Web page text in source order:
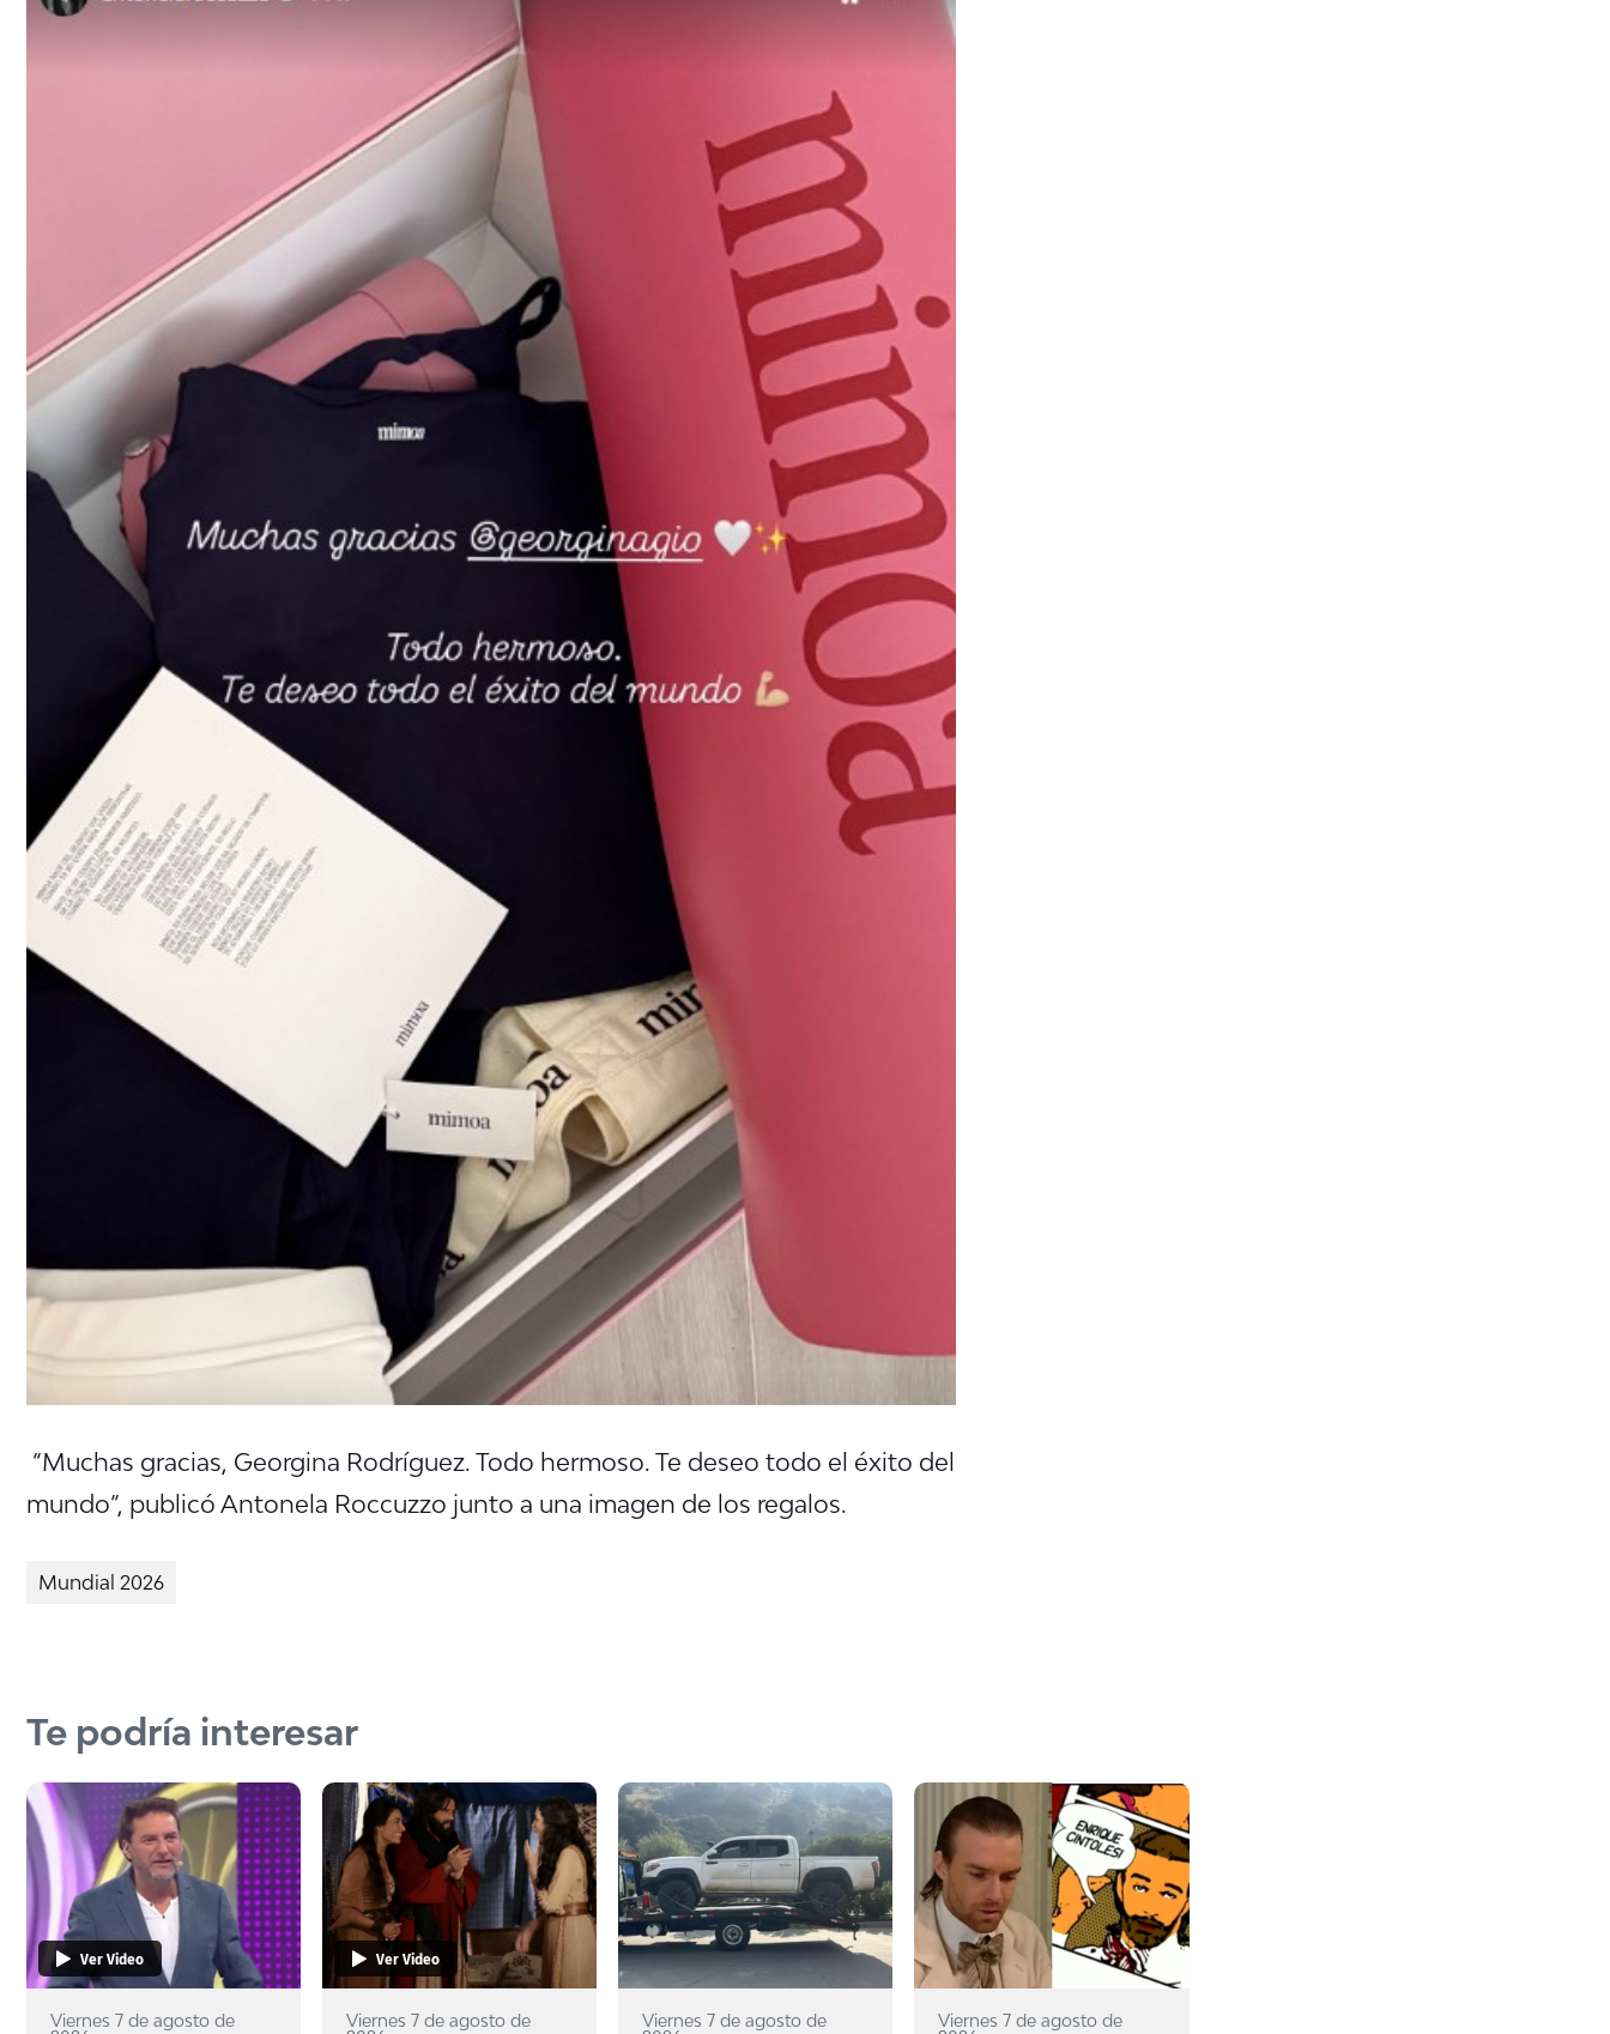
“Muchas gracias, Georgina Rodríguez. Todo hermoso. Te deseo todo el éxito del
mundo”, publicó Antonela Roccuzzo junto a una imagen de los regalos.
Mundial 2026
Te podría interesar
Ver Video
Viernes 7 de agosto de
Ver Video
Viernes 7 de agosto de
Viernes 7 de agosto de
Viernes 7 de agosto de